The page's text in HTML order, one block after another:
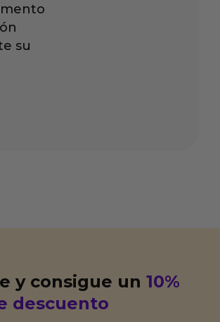
su
y consigue un10%
descuento